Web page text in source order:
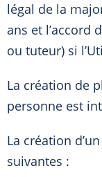
légal de la
ans et l’accord
ou tuteur) si
La création de
personne est
La création
suivantes :